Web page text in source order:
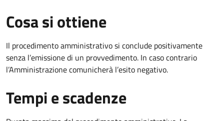
Cosa si ottiene
Il procedimento amministrativo si conclude positivamente
senza l’emissione di un provvedimento. In caso contrario
l’Amministrazione comunicherà l’esito negativo.
Tempi e scadenze